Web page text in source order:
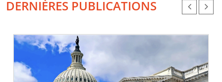
DERNIÈRES PUBLICATIONS